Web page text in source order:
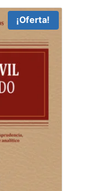
¡Oferta!